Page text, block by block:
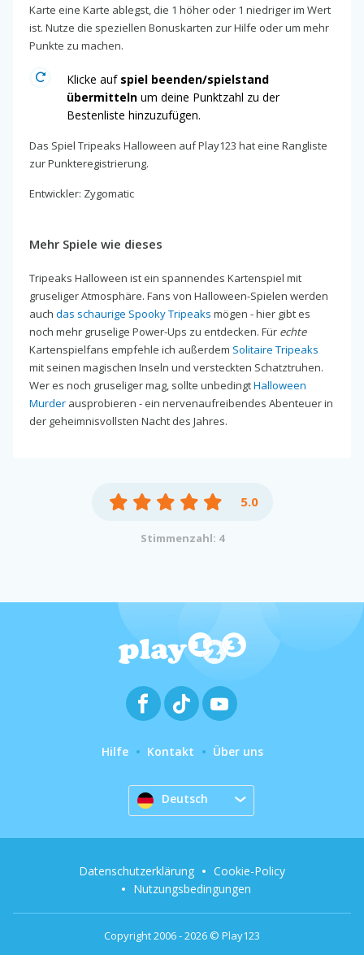
Karte eine Karte ablegst, die 1 höher oder 1 niedriger im Wert
ist. Nutze die speziellen Bonuskarten zur Hilfe oder um mehr
Punkte zu machen.
Klicke auf spiel beenden/spielstand
übermitteln um deine Punktzahl zu der
Bestenliste hinzuzufügen.
Das Spiel Tripeaks Halloween auf Play123 hat eine Rangliste
zur Punkteregistrierung.
Entwickler: Zygomatic
Mehr Spiele wie dieses
Tripeaks Halloween ist ein spannendes Kartenspiel mit
gruseliger Atmosphäre. Fans von Halloween-Spielen werden
auch das schaurige Spooky Tripeaks mögen - hier gibt es
noch mehr gruselige Power-Ups zu entdecken. Für echte
Kartenspielfans empfehle ich außerdem Solitaire Tripeaks
mit seinen magischen Inseln und versteckten Schatztruhen.
Wer es noch gruseliger mag, sollte unbedingtHalloween
Murder ausprobieren - ein nervenaufreibendes Abenteuer in
der geheimnisvollsten Nacht des Jahres.
5.0
Stimmenzahl: 4
Hilfe Kontakt Über uns
Deutsch
Copyright 2006 - 2026 © Play123
Datenschutzerklärung
Cookie-Policy
Nutzungsbedingungen